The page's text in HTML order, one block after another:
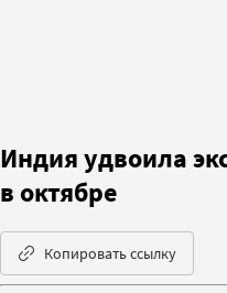
Индия удвоила
в октябре
Копировать ссылку